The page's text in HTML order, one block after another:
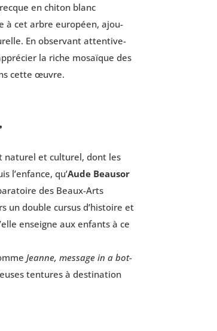
en chi­ton blanc
à cet arbre euro­péen, ajou­
En obser­vant atten­ti­ve­
la riche mosaïque des
cette œuvre.
natu­rel et cultu­rel, dont les
l’enfance, qu’Aude Beau­sor
des Beaux-Arts
un double cur­sus d’histoire et
enseigne aux enfants à ce
Jeanne, mes­sage in a bot­
ten­tures à des­ti­na­tion